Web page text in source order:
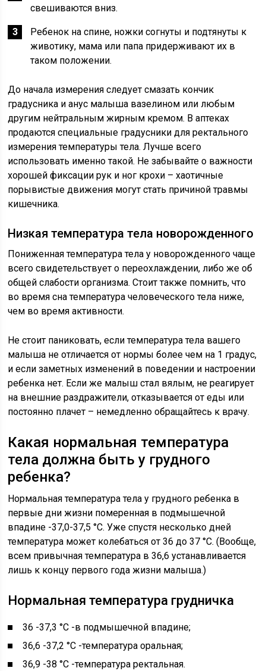
свешиваются вниз.
Ребенок на спине, ножки согнуты и подтянуты к
животику, мама или папа придерживают их в
таком положении.
До начала измерения следует смазать кончик
градусника и анус малыша вазелином или любым
другим нейтральным жирным кремом. В аптеках
продаются специальные градусники для ректального
измерения температуры тела. Лучше всего
использовать именно такой. Не забывайте о важности
хорошей фиксации рук и ног крохи – хаотичные
порывистые движения могут стать причиной травмы
кишечника.
Низкая температура тела новорожденного
Пониженная температура тела у новорожденного чаще
всего свидетельствует о переохлаждении, либо же об
общей слабости организма. Стоит также помнить, что
во время сна температура человеческого тела ниже,
чем во время активности.
Не стоит паниковать, если температура тела вашего
малыша не отличается от нормы более чем на 1 градус,
и если заметных изменений в поведении и настроении
ребенка нет. Если же малыш стал вялым, не реагирует
на внешние раздражители, отказывается от еды или
постоянно плачет – немедленно обращайтесь к врачу.
Какая нормальная температура
тела должна быть у грудного
ребенка?
Нормальная температура тела у грудного ребенка в
первые дни жизни померенная в подмышечной
впадине -37,0-37,5 °C. Уже спустя несколько дней
температура может колебаться от 36 до 37 °С. (Вообще,
всем привычная температура в 36,6 устанавливается
лишь к концу первого года жизни малыша.)
Нормальная температура грудничка
36 -37,3 °C -в подмышечной впадине;
36,6 -37,2 °C -температура оральная;
36,9 -38 °C -температура ректальная.